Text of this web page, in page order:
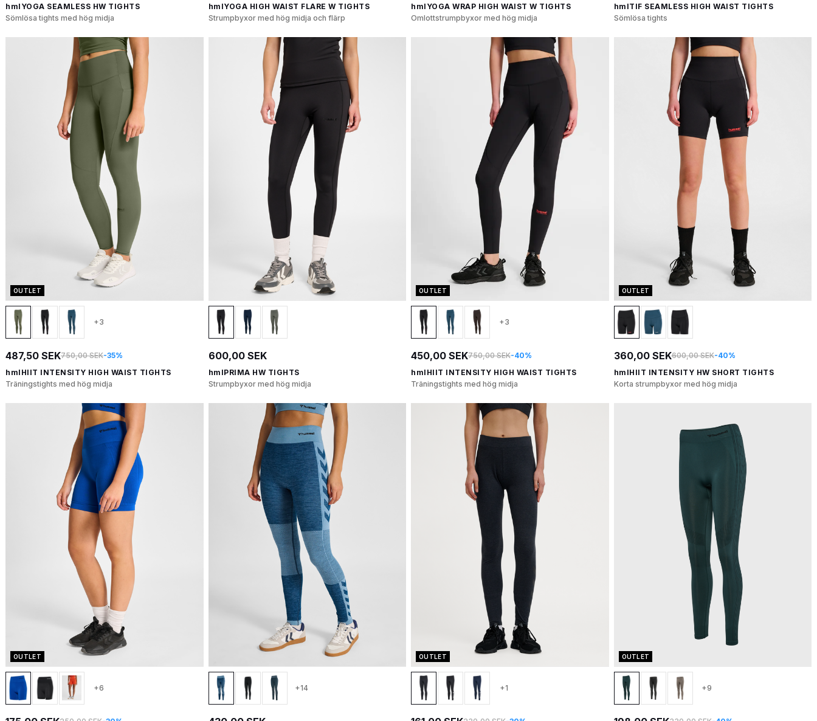
hmlYOGA SEAMLESS HW TIGHTS
Sömlösa tights med hög midja
hmlYOGA HIGH WAIST FLARE W TIGHTS
Strumpbyxor med hög midja och flärp
hmlYOGA WRAP HIGH WAIST W TIGHTS
Omlottstrumpbyxor med hög midja
hmlTIF SEAMLESS HIGH WAIST TIGHTS
Sömlösa tights
OUTLET
+3
487,50 SEK750,00 SEK-35%
hmlHIIT INTENSITY HIGH WAIST TIGHTS
Träningstights med hög midja
600,00 SEK
hmlPRIMA HW TIGHTS
Strumpbyxor med hög midja
OUTLET
+3
450,00 SEK750,00 SEK-40%
hmlHIIT INTENSITY HIGH WAIST TIGHTS
Träningstights med hög midja
OUTLET
360,00 SEK600,00 SEK-40%
hmlHIIT INTENSITY HW SHORT TIGHTS
Korta strumpbyxor med hög midja
OUTLET
+6 +14
OUTLET
+1
OUTLET
+9